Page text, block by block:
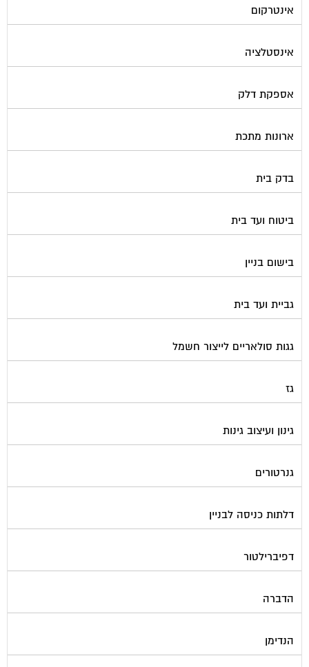
אינטרקום
אינסטלציה
אספקת דלק
ארונות מתכת
בדק בית
ביטוח ועד בית
בישום בניין
גביית ועד בית
גגות סולאריים לייצור חשמל
גז
גינון ועיצוב גינות
גנרטורים
דלתות כניסה לבניין
דפיברילטור
הדברה
הנדימן